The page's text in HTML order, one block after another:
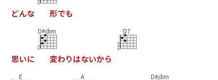
どんな 形でも
思いに
D#dim
変わりはないから
D7
E A D#dim